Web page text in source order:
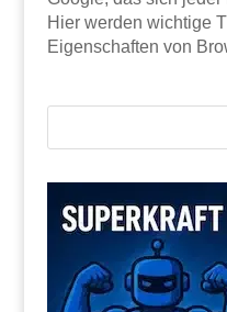
Hier werden wichtige
Eigenschaften von